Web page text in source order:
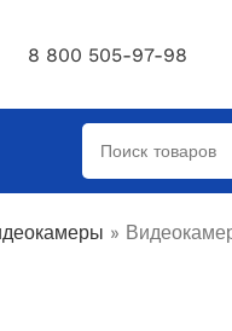
8 800 505-97-98
»